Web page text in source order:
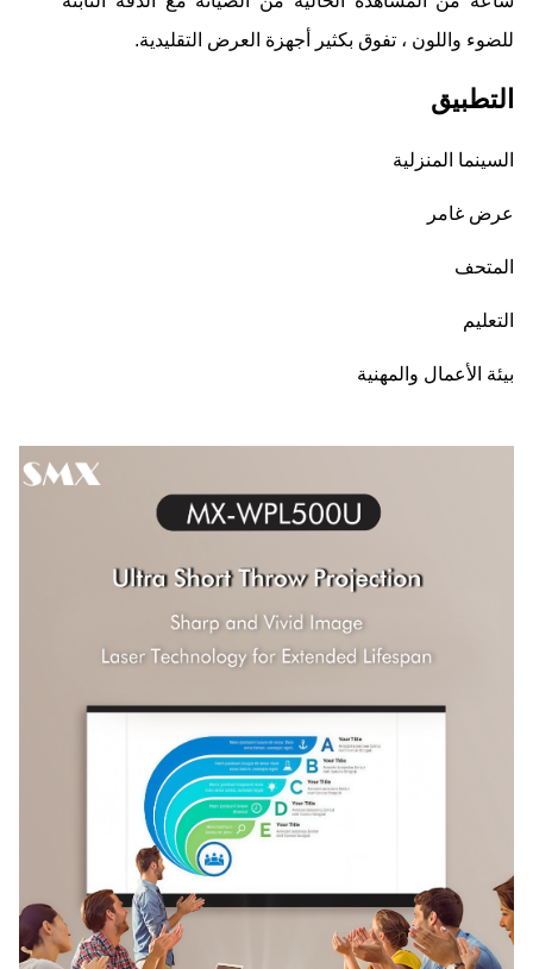
للضوء واللون ، تفوق بكثير أجهزة العرض التقليدية.
التطبيق
السينما المنزلية
عرض غامر
المتحف
التعليم
بيئة الأعمال والمهنية